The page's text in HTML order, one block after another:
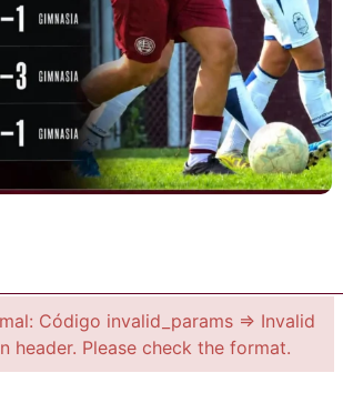
Código invalid_params => Invalid
header. Please check the format.